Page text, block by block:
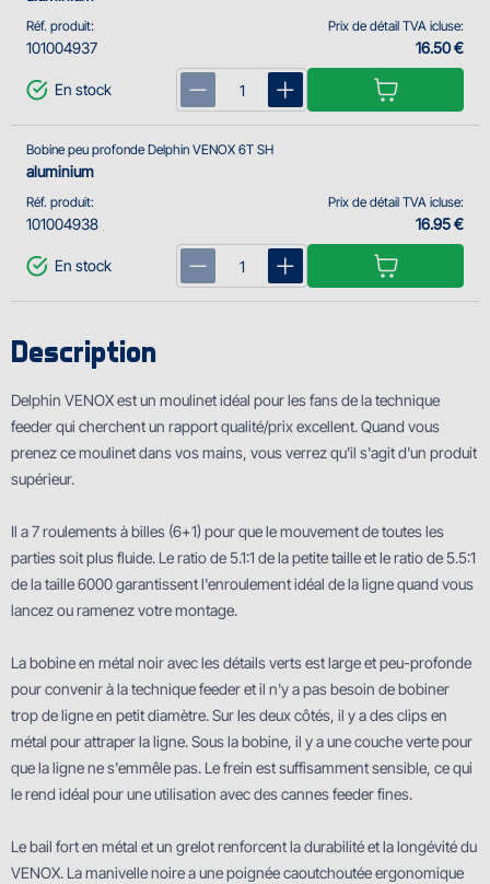
Réf. produit:
101004937
Prix de détail TVA icluse:
16.50 €
En stock
Réf. produit:
101004938
Bobine peu profonde Delphin VENOX 6T SH
aluminium
Prix de détail TVA icluse:
16.95 €
En stock
Description
Delphin VENOX est un moulinet idéal pour les fans de la technique
feeder qui cherchent un rapport qualité/prix excellent. Quand vous
prenez ce moulinet dans vos mains, vous verrez qu'il s'agit d'un produit
supérieur.
Il a 7 roulements à billes (6+1) pour que le mouvement de toutes les
parties soit plus fluide. Le ratio de 5.1:1 de la petite taille et le ratio de 5.5:1
de la taille 6000 garantissent l'enroulement idéal de la ligne quand vous
lancez ou ramenez votre montage.
La bobine en métal noir avec les détails verts est large et peu-profonde
pour convenir à la technique feeder et il n'y a pas besoin de bobiner
trop de ligne en petit diamètre. Sur les deux côtés, il y a des clips en
métal pour attraper la ligne. Sous la bobine, il y a une couche verte pour
que la ligne ne s'emmêle pas. Le frein est suffisamment sensible, ce qui
le rend idéal pour une utilisation avec des cannes feeder fines.
Le bail fort en métal et un grelot renforcent la durabilité et la longévité du
VENOX. La manivelle noire a une poignée caoutchoutée ergonomique